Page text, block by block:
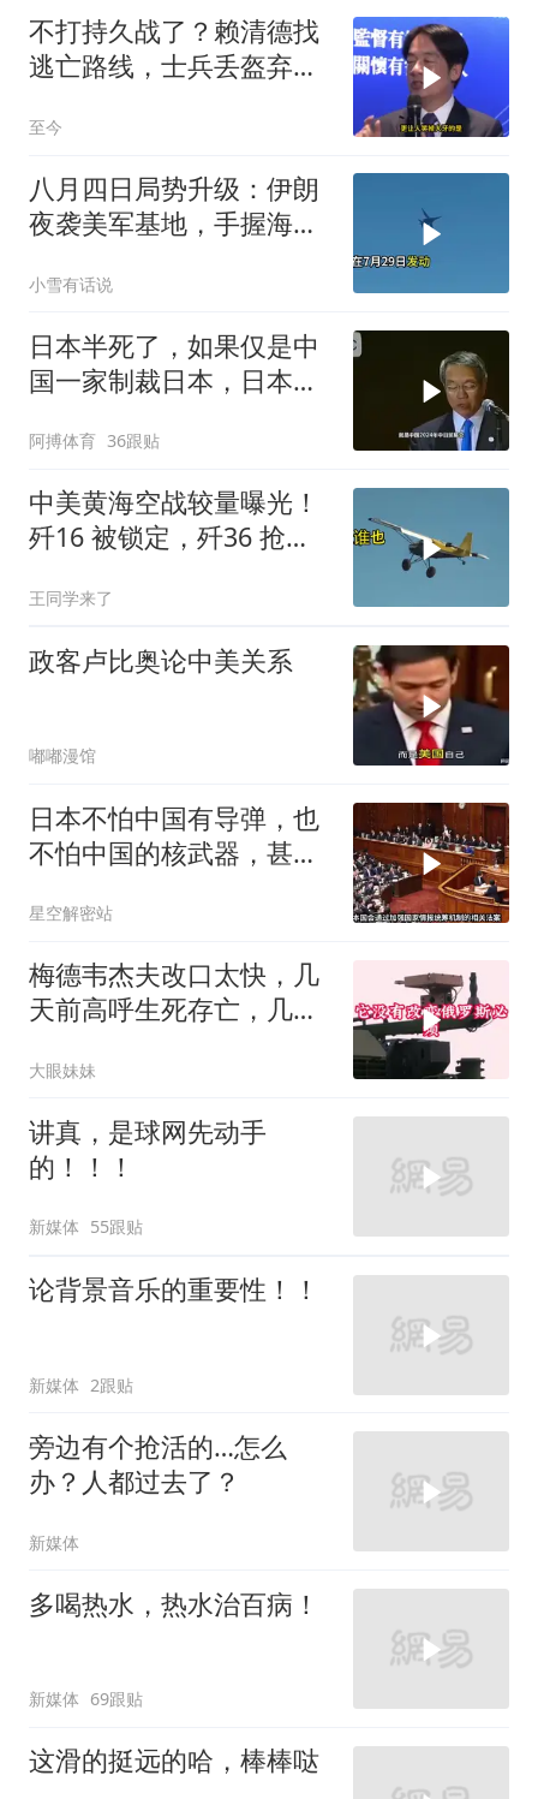
不打持久战了？赖清德找
逃亡路线，士兵丢盔弃
至今
八月四日局势升级：伊朗
夜袭美军基地，手握海峡
小雪有话说
日本半死了，如果仅是中
国一家制裁日本，日本可
阿搏体育 36跟贴
中美黄海空战较量曝光！
歼16 被锁定，歼36 抢先
王同学来了
政客卢比奥论中美关系
嘟嘟漫馆
日本不怕中国有导弹，也
不怕中国的核武器，甚至
星空解密站
梅德韦杰夫改口太快，几
天前高呼生死存亡，几天
大眼妹妹
讲真，是球网先动手
的！！！
新媒体 55跟贴
论背景音乐的重要性！！
新媒体 2跟贴
旁边有个抢活的…怎么
办？人都过去了？
新媒体
多喝热水，热水治百病！
新媒体 69跟贴
这滑的挺远的哈，棒棒哒